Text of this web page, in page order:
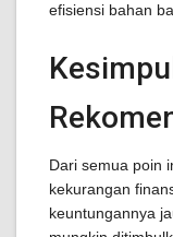
efisiensi bahan
Dari semua poin
kekurangan
keuntungannya